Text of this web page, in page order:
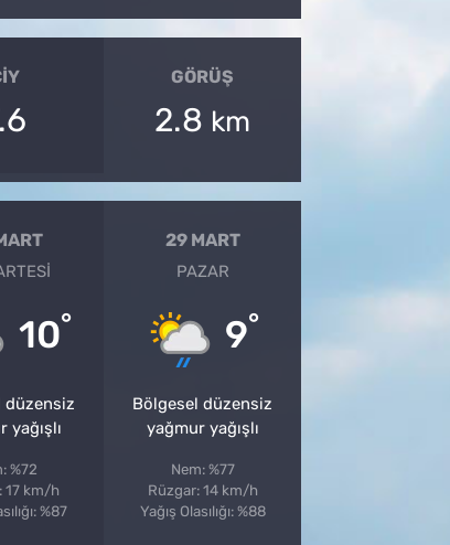
GÖRÜŞ
2.8 km
10°
düzensiz
yağışlı
%72
17 km/h
%87
29 MART
PAZAR
9°
Bölgesel düzensiz
yağmur yağışlı
Nem: %77
Rüzgar: 14 km/h
Yağış Olasılığı: %88